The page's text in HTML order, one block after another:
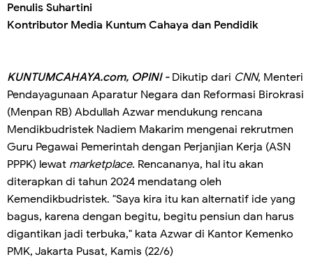
Penulis Suhartini
Kontributor Media Kuntum Cahaya dan Pendidik
KUNTUMCAHAYA.com, OPINI - Dikutip dari CNN, Menteri
Pendayagunaan Aparatur Negara dan Reformasi Birokrasi
(Menpan RB) Abdullah Azwar mendukung rencana
Mendikbudristek Nadiem Makarim mengenai rekrutmen
Guru Pegawai Pemerintah dengan Perjanjian Kerja (ASN
PPPK) lewat marketplace. Rencananya, hal itu akan
diterapkan di tahun 2024 mendatang oleh
Kemendikbudristek. "Saya kira itu kan alternatif ide yang
bagus, karena dengan begitu, begitu pensiun dan harus
digantikan jadi terbuka," kata Azwar di Kantor Kemenko
PMK, Jakarta Pusat, Kamis (22/6)